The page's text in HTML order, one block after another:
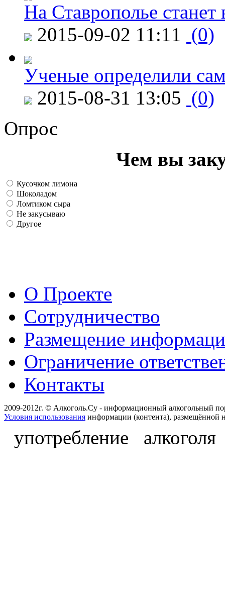
На Ставрополье
2015-09-02 11:11 (0)
Ученые определили
2015-08-31 13:05 (0)
Опрос
Чем вы
Кусочком лимона
Шоколадом
Ломтиком сыра
Не закусываю
Другое
О Проекте
Сотрудничество
Размещение
Ограничение
Контакты
2009-2012г. © Алкоголь.Су - информационный алкогольный
Условия использования информации (контента), размещённой
употребление